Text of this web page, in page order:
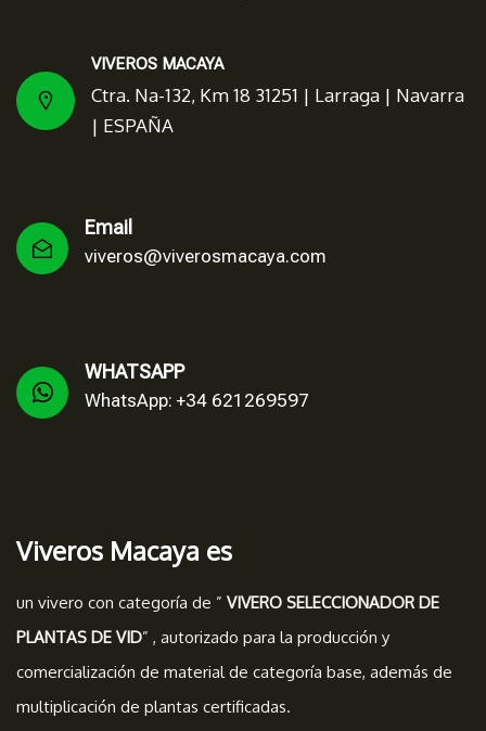
VIVEROS MACAYA
Ctra. Na-132, Km 18 31251 | Larraga | Navarra
| ESPAÑA
Email
viveros@viverosmacaya.com
WHATSAPP
WhatsApp: +34 621269597
Viveros Macaya es
un vivero con categoría de ” VIVERO SELECCIONADOR DE
PLANTAS DE VID” , autorizado para la producción y
comercialización de material de categoría base, además de
multiplicación de plantas certificadas.